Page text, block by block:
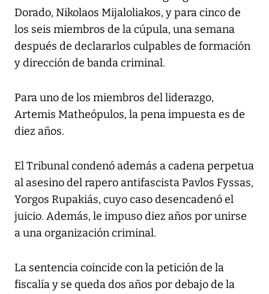
Dorado, Nikolaos Mijaloliakos, y para cinco de
los seis miembros de la cúpula, una semana
después de declararlos culpables de formación
y dirección de banda criminal.
Para uno de los miembros del liderazgo,
Artemis Matheópulos, la pena impuesta es de
diez años.
El Tribunal condenó además a cadena perpetua
al asesino del rapero antifascista Pavlos Fyssas,
Yorgos Rupakiás, cuyo caso desencadenó el
juicio. Además, le impuso diez años por unirse
a una organización criminal.
La sentencia coincide con la petición de la
fiscalía y se queda dos años por debajo de la